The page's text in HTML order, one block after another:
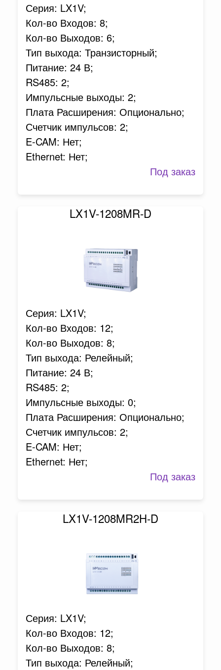
Серия: LX1V;
Кол-во Входов: 8;
Кол-во Выходов: 6;
Тип выхода: Транзисторный;
Питание: 24 В;
RS485: 2;
Импульсные выходы: 2;
Плата Расширения: Опционально;
Счетчик импульсов: 2;
E-CAM: Нет;
Ethernet: Нет;
Под заказ
LX1V-1208MR-D
Серия: LX1V;
Кол-во Входов: 12;
Кол-во Выходов: 8;
Тип выхода: Релейный;
Питание: 24 В;
RS485: 2;
Импульсные выходы: 0;
Плата Расширения: Опционально;
Счетчик импульсов: 2;
E-CAM: Нет;
Ethernet: Нет;
Под заказ
LX1V-1208MR2H-D
Серия: LX1V;
Кол-во Входов: 12;
Кол-во Выходов: 8;
Тип выхода: Релейный;